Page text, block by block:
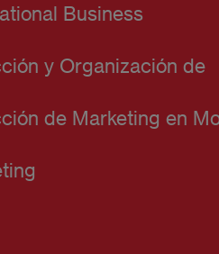
Business
y Organización de
de Marketing en